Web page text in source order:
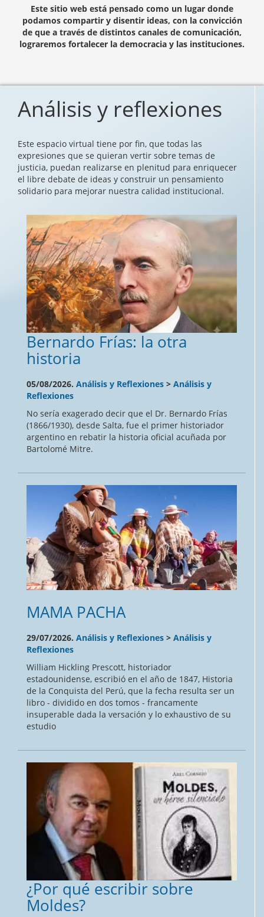
Este sitio web está pensado como un lugar donde
podamos compartir y disentir ideas, con la convicción
de que a través de distintos canales de comunicación,
lograremos fortalecer la democracia y las instituciones.
Análisis y reflexiones
Este espacio virtual tiene por fin, que todas las
expresiones que se quieran vertir sobre temas de
justicia, puedan realizarse en plenitud para enriquecer
el libre debate de ideas y construir un pensamiento
solidario para mejorar nuestra calidad institucional.
Bernardo Frías: la otra
historia
05/08/2026. Análisis y Reflexiones > Análisis y
Reflexiones
No sería exagerado decir que el Dr. Bernardo Frías
(1866/1930), desde Salta, fue el primer historiador
argentino en rebatir la historia oficial acuñada por
Bartolomé Mitre.
MAMA PACHA
29/07/2026. Análisis y Reflexiones > Análisis y
Reflexiones
William Hickling Prescott, historiador
estadounidense, escribió en el año de 1847, Historia
de la Conquista del Perú, que la fecha resulta ser un
libro - dividido en dos tomos - francamente
insuperable dada la versación y lo exhaustivo de su
estudio
¿Por qué escribir sobre
Moldes?